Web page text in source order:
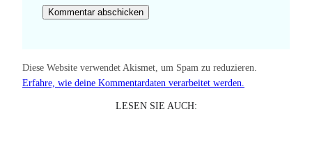
Diese Website verwendet Akismet, um Spam zu reduzieren.
Erfahre, wie deine Kommentardaten verarbeitet werden.
LESEN SIE AUCH: